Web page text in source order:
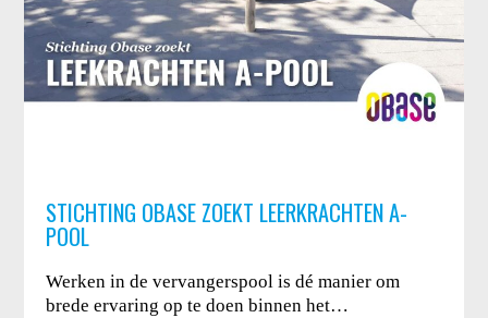
STICHTING OBASE ZOEKT LEERKRACHTEN A-
POOL
Werken in de vervangerspool is dé manier om
brede ervaring op te doen binnen het…